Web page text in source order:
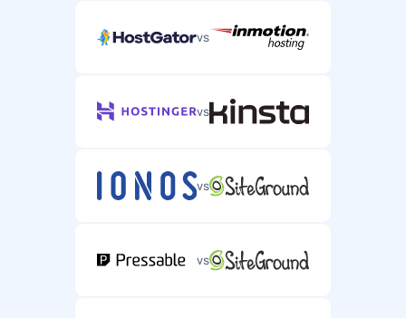
vs
vs
vs
vs